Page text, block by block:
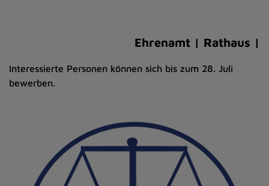
Ehrenamt | Rathaus |
Interessierte Personen können sich bis zum 28. Juli
bewerben.